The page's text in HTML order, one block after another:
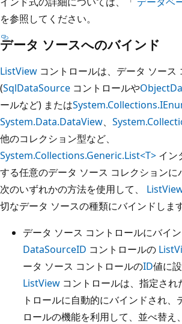
を参照してください。
データ ソースへのバインド
ListView コントロールは、データ ソース
(SqlDataSource コントロールや
ールなど) または
System.Data.DataView、
他のコレクション型など、
System.Collections.Generic.List<T> イン
する任意のデータ ソース コレクションに
次のいずれかの方法を使用して、
切なデータ ソースの種類にバインドします
データ ソース コントロールにバイン
DataSourceID コントロールの
ータ ソース コントロールのID値に
ListView コントロールは、指定さ
トロールに自動的にバインドされ、
ロールの機能を利用して、並べ替え